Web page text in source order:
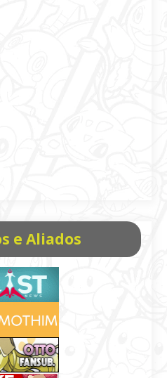
e Aliados